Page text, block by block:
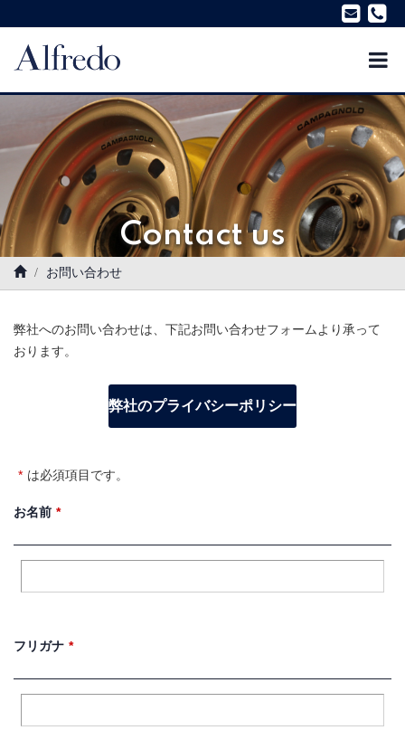
Contact us
お問い合わせ
弊社へのお問い合わせは、下記お問い合わせフォームより承って
おります。
弊社のプライバシーポリシー
* は必須項目です。
お名前 *
フリガナ *